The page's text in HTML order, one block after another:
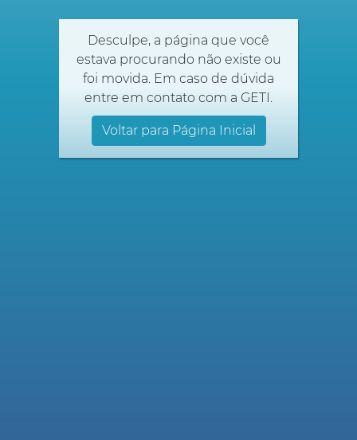
Desculpe, a página que você
estava procurando não existe ou
foi movida. Em caso de dúvida
entre em contato com a GETI.
Voltar para Página Inicial